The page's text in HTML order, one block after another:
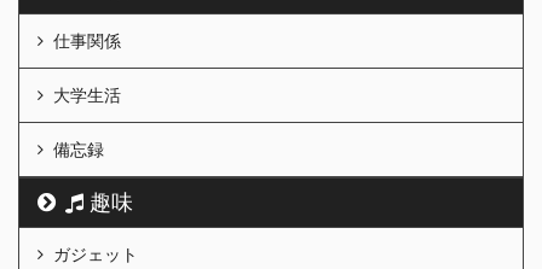
仕事関係
大学生活
備忘録
趣味
ガジェット